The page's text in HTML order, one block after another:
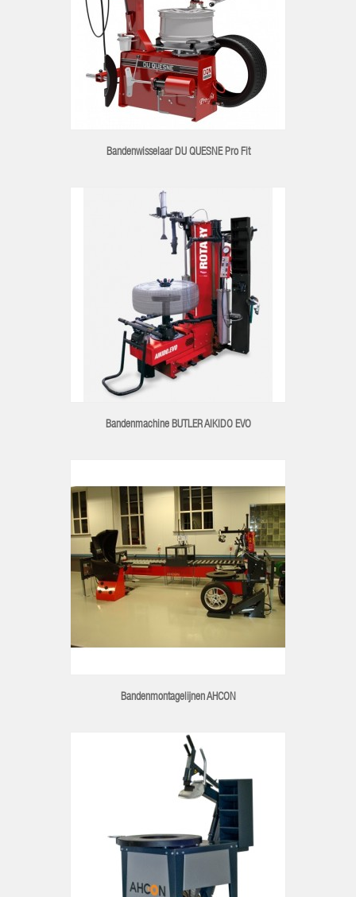
Bandenwisselaar DU QUESNE Pro Fit
Bandenmachine BUTLER AIKIDO EVO
Bandenmontagelijnen AHCON